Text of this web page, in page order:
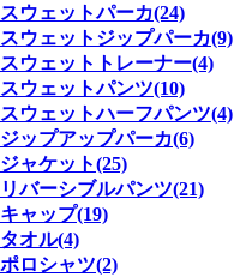
スウェットパーカ(24)
スウェットジップパーカ(9)
スウェットトレーナー(4)
スウェットパンツ(10)
スウェットハーフパンツ(4)
ジップアップパーカ(6)
ジャケット(25)
リバーシブルパンツ(21)
キャップ(19)
タオル(4)
ポロシャツ(2)